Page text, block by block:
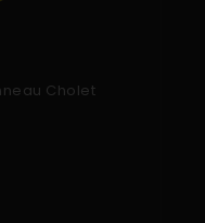
Cholet